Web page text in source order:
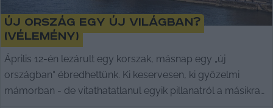
Új ország egy új világban?
(vélemény)
Április 12-én lezárult egy korszak, másnap egy „új
országban“ ébredhettünk. Ki keservesen, ki győzelmi
mámorban - de vitathatatlanul egyik pillanatról a másikra